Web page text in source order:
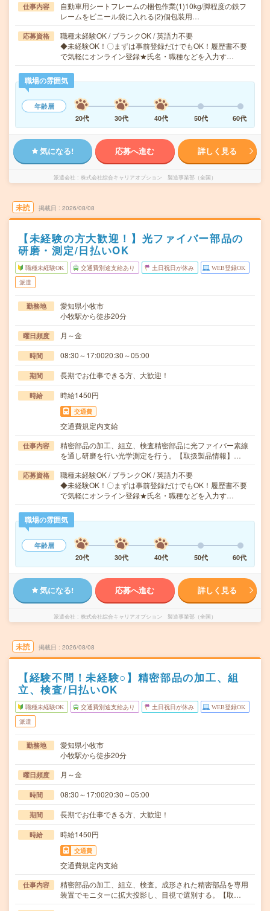
仕事内容
自動車用シートフレームの梱包作業(1)10kg/脚程度の鉄フ
レームをビニール袋に入れる(2)個包装用…
応募資格
職種未経験OK / ブランクOK / 英語力不要
◆未経験OK！〇まずは事前登録だけでもOK！履歴書不要
で気軽にオンライン登録★氏名・職種などを入力す…
職場の雰囲気
年齢層
20代
30代 40代 50代 60代
気になる! 応募へ進む 詳しく見る
派遣会社 株式会社綜合キャリアオプション 製造事業部（全国）
未読 掲載日 2026/08/08
【未経験の方大歓迎！】光ファイバー部品の
研磨・測定/日払いOK
職種未経験OK 交通費別途支給あり 土日祝日が休み WEB登録OK
派遣
勤務地
愛知県小牧市
小牧駅から徒歩20分
曜日頻度 月～金
時間 08:30～17:0020:30～05:00
期間 長期でお仕事できる方、大歓迎！
時給 時給1450円
交通費
交通費規定内支給
仕事内容
精密部品の加工、組立、検査精密部品に光ファイバー素線
を通し研磨を行い光学測定を行う。【取扱製品情報】…
応募資格
職種未経験OK / ブランクOK / 英語力不要
◆未経験OK！〇まずは事前登録だけでもOK！履歴書不要
で気軽にオンライン登録★氏名・職種などを入力す…
職場の雰囲気
年齢層
20代
30代 40代 50代 60代
気になる! 応募へ進む 詳しく見る
派遣会社 株式会社綜合キャリアオプション 製造事業部（全国）
未読 掲載日 2026/08/08
【経験不問！未経験○】精密部品の加工、組
立、検査/日払いOK
職種未経験OK 交通費別途支給あり 土日祝日が休み WEB登録OK
派遣
勤務地
愛知県小牧市
小牧駅から徒歩20分
曜日頻度 月～金
時間 08:30～17:0020:30～05:00
期間 長期でお仕事できる方、大歓迎！
時給 時給1450円
交通費
交通費規定内支給
仕事内容
精密部品の加工、組立、検査。成形された精密部品を専用
装置でモニターに拡大投影し、目視で選別する。【取…